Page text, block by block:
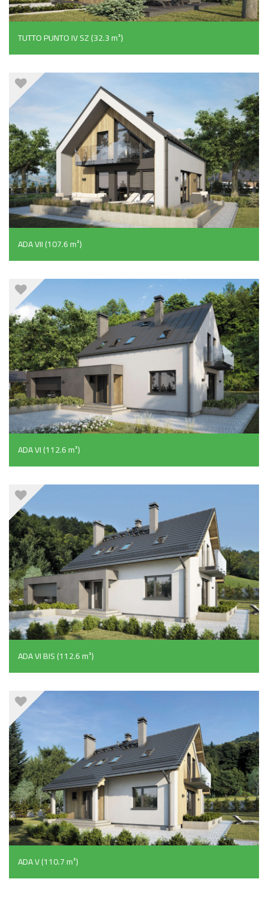
TUTTO PUNTO IV SZ (32.3 m²)
ADA VII (107.6 m²)
ADA VI (112.6 m²)
ADA VI BIS (112.6 m²)
ADA V (110.7 m²)